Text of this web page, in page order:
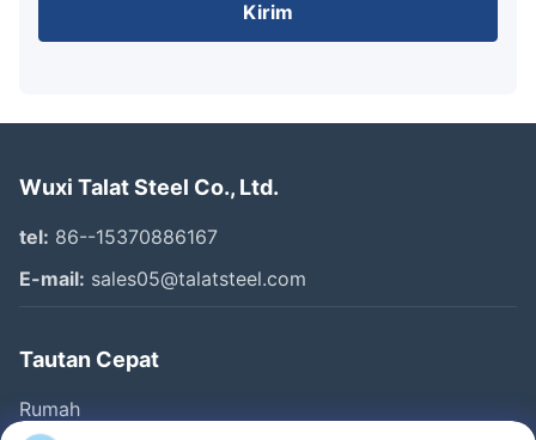
Kirim
Wuxi Talat Steel Co., Ltd.
tel: 86--15370886167
E-mail: sales05@talatsteel.com
Tautan Cepat
Rumah